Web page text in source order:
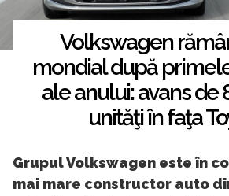
Volkswagen
mondial după
ale anului: avans de
unităţi în faţa
Grupul Volkswagen este în
mai mare constructor auto